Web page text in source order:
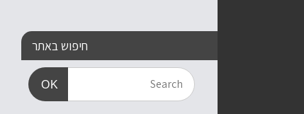
חיפוש באתר
OK